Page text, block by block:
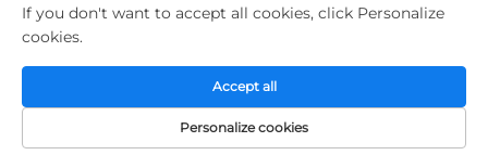
Copyright © 2026 China Taizhou Weiye Refrigeration
confidentialité
If you don't want to accept all cookies, click Personalize
cookies.
Personalize cookies
Accept all